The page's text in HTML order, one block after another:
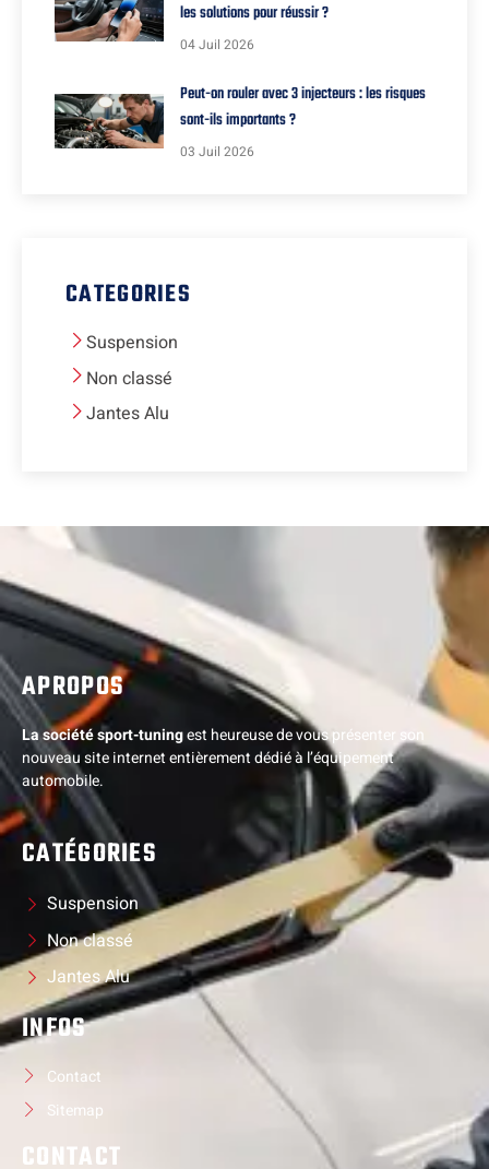
les solutions pour réussir ?
04 Juil 2026
Peut-on rouler avec 3 injecteurs : les risques
sont-ils importants ?
03 Juil 2026
CATEGORIES
Suspension
Non classé
Jantes Alu
APROPOS
La société sport-tuningest heureuse de vous présenter son
nouveau site internet entièrement dédié à l’équipement
automobile.
CATÉGORIES
Suspension
Non classé
Jantes Alu
INFOS
Contact
Sitemap
CONTACT